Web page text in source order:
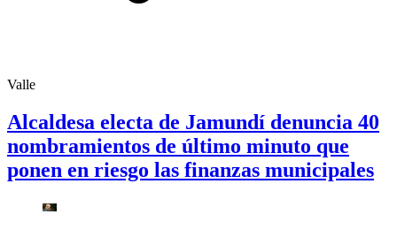
Valle
Alcaldesa electa de Jamundí denuncia 40
nombramientos de último minuto que
ponen en riesgo las finanzas municipales